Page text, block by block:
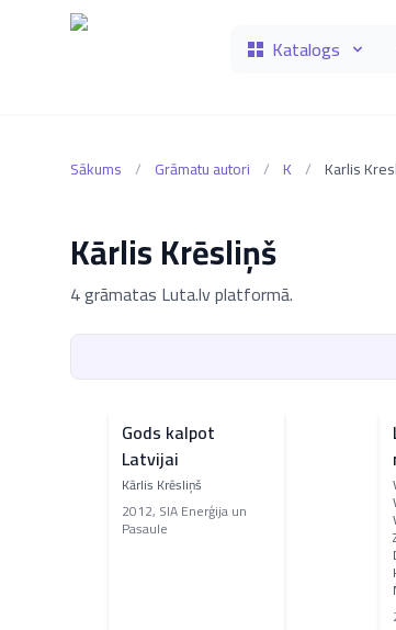
Katalogs
Sākums / Grāmatu autori / K / Karlis
Kārlis Krēsliņš
4 grāmatas Luta.lv platformā.
Gods kalpot
Latvijai
Kārlis Krēsliņš
2012, SIA Enerģija un
Pasaule